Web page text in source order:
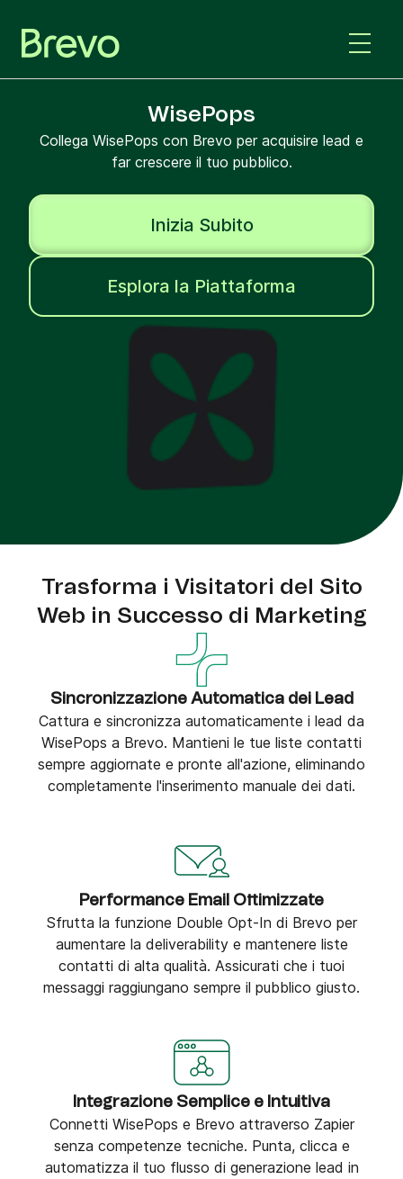
WisePops
Collega WisePops con Brevo per acquisire lead e
far crescere il tuo pubblico.
Inizia Subito
Esplora la Piattaforma
Trasforma i Visitatori del Sito
Web in Successo di Marketing
Sincronizzazione Automatica dei Lead
Cattura e sincronizza automaticamente i lead da
WisePops a Brevo. Mantieni le tue liste contatti
sempre aggiornate e pronte all'azione, eliminando
completamente l'inserimento manuale dei dati.
Performance Email Ottimizzate
Sfrutta la funzione Double Opt-In di Brevo per
aumentare la deliverability e mantenere liste
contatti di alta qualità. Assicurati che i tuoi
messaggi raggiungano sempre il pubblico giusto.
Integrazione Semplice e Intuitiva
Connetti WisePops e Brevo attraverso Zapier
senza competenze tecniche. Punta, clicca e
automatizza il tuo flusso di generazione lead in